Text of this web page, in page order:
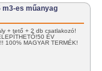
m3-es műanyag
+ tető + 2 db csatlakozó!
ÉV
100% MAGYAR TERMÉK!